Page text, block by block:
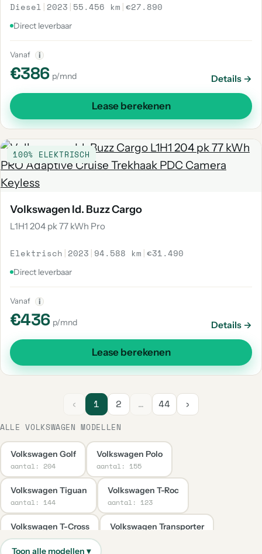
Diesel | 2023 | 55.456 km |€27.890
Direct leverbaar
Vanaf i
€386 p/mnd Details →
Lease berekenen
100% ELEKTRISCH
Volkswagen Id. Buzz Cargo
L1H1 204 pk 77 kWh Pro
Elektrisch | 2023 | 94.588 km |€31.490
Direct leverbaar
Vanaf i
€436 p/mnd Details →
Lease berekenen
‹ 1 2 … 44 ›
ALLE VOLKSWAGEN MODELLEN
Volkswagen Golf
aantal: 204
Volkswagen Polo
aantal: 155
Volkswagen Tiguan
aantal: 144
Volkswagen T-Roc
aantal: 123
Volkswagen T-Cross
aantal: 65
Volkswagen Transporter